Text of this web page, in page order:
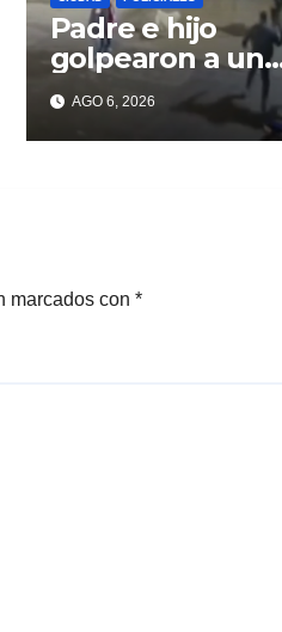
Padre e hijo
golpearon a un
delincuente
recuperar un
celular robado
AGO 6, 2026
marcados con *